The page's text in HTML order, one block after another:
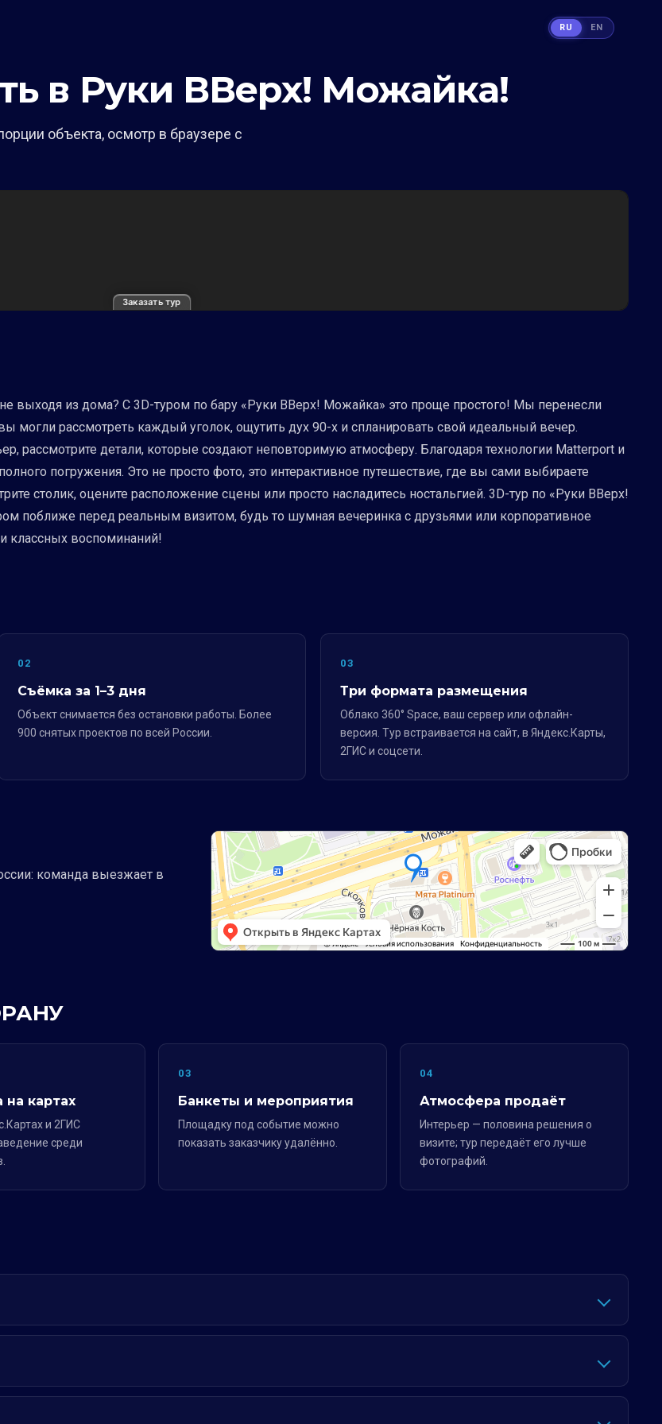
в Руки ВВерх! Можайка!
объекта, осмотр в браузере с
Заказать тур
выходя из дома? С 3D-туром по бару «Руки ВВерх! Можайка» это проще простого! Мы перенесли
могли рассмотреть каждый уголок, ощутить дух 90-х и спланировать свой идеальный вечер.
рассмотрите детали, которые создают неповторимую атмосферу. Благодаря технологии Matterport и
погружения. Это не просто фото, это интерактивное путешествие, где вы сами выбираете
столик, оцените расположение сцены или просто насладитесь ностальгией. 3D-тур по «Руки ВВерх!
поближе перед реальным визитом, будь то шумная вечеринка с друзьями или корпоративное
классных воспоминаний!
02
Съёмка за 1–3 дня
Объект снимается без остановки работы. Более
900 снятых проектов по всей России.
03
Три формата размещения
Облако 360° Space, ваш сервер или офлайн-
версия. Тур встраивается на сайт, в Яндекс.Карты,
2ГИС и соцсети.
команда выезжает в
на картах
и 2ГИС
среди
03
Банкеты и мероприятия
Площадку под событие можно
показать заказчику удалённо.
04
Атмосфера продаёт
Интерьер — половина решения о
визите; тур передаёт его лучше
фотографий.
RU EN